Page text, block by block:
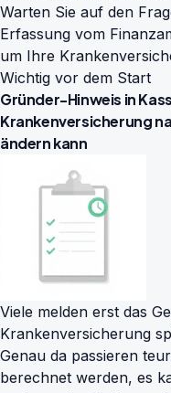
Warten Sie auf den
Erfassung vom
um Ihre
Wichtig vor dem Start
Gründer-Hinweis in
Krankenversicherung
ändern kann
Viele melden erst das
Krankenversicherung
Genau da passieren
berechnet werden, es